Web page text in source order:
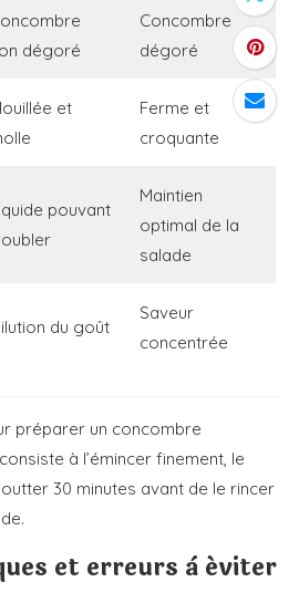
dégoré
Concombre
dégoré
et
Ferme et
croquante
pouvant
Maintien
optimal de la
salade
du goût
Saveur
concentrée
préparer un concombre
à l’émincer finement, le
30 minutes avant de le rincer
et erreurs à éviter